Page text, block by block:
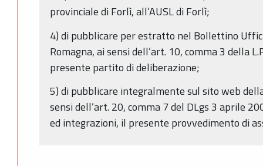
provinciale di Forlì, all’AUSL di Forlì;
4) di pubblicare per estratto nel Bollettino
Romagna, ai sensi dell’art. 10, comma 3 della
presente partito di deliberazione;
5) di pubblicare integralmente sul sito web
sensi dell’art. 20, comma 7 del DLgs 3 aprile
ed integrazioni, il presente provvedimento di